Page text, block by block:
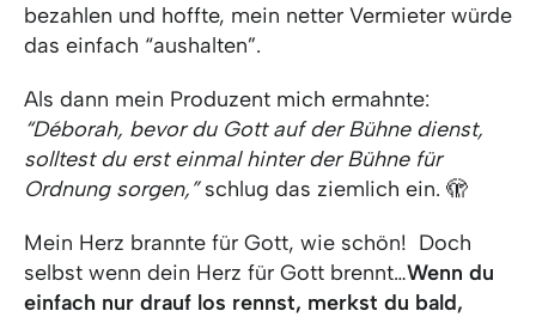
bezahlen und hoffte, mein netter Vermieter würde
das einfach “aushalten”.
Als dann mein Produzent mich ermahnte:
“Déborah, bevor du Gott auf der Bühne dienst,
solltest du erst einmal hinter der Bühne für
Ordnung sorgen,”schlug das ziemlich ein. 🫣
Mein Herz brannte für Gott, wie schön! Doch
selbst wenn dein Herz für Gott brennt…Wenn du
einfach nur drauf los rennst, merkst du bald,